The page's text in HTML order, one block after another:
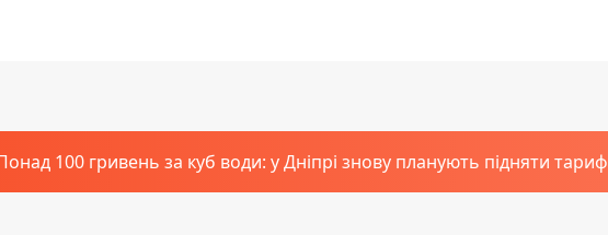
100 гривень за куб води: у Дніпрі знову планують підняти тариф